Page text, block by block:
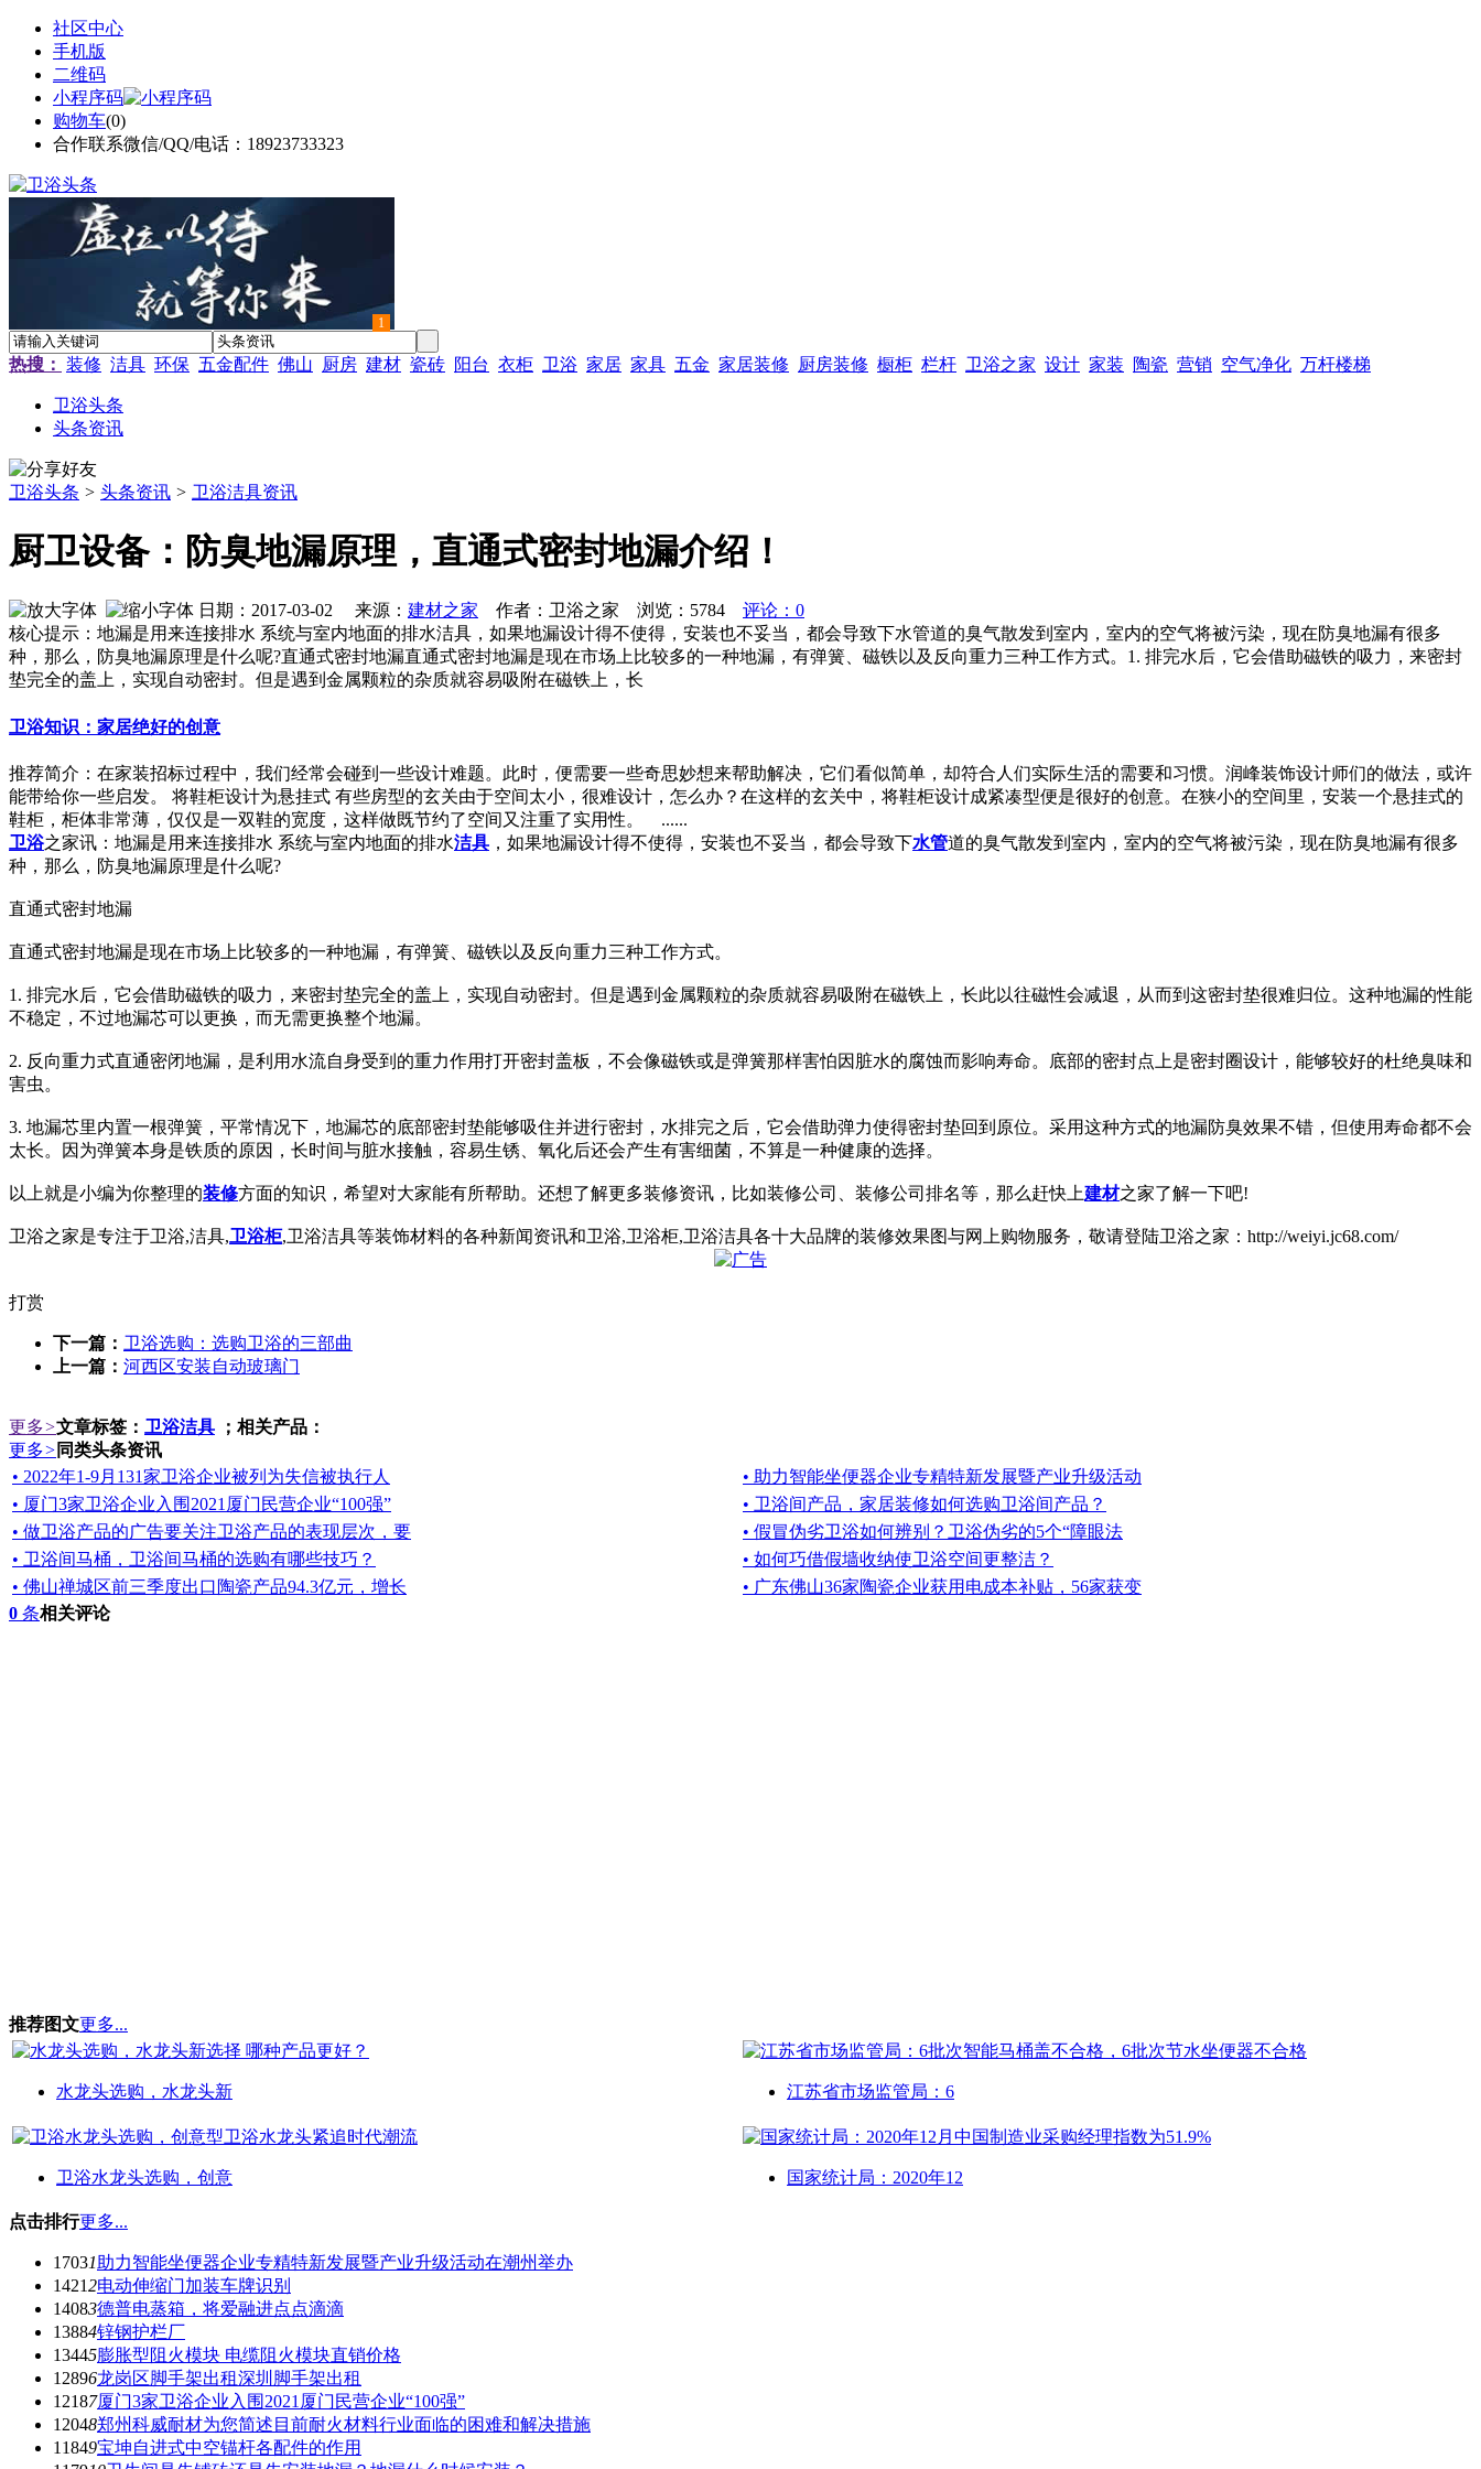
社区中心
手机版
二维码
小程序码
购物车(0)
合作联系微信/QQ/电话：18923733323
1
热搜： 装修 洁具 环保 五金配件 佛山 厨房 建材 瓷砖 阳台 衣柜 卫浴 家居 家具 五金 家居装修 厨房装修 橱柜 栏杆 卫浴之家 设计 家装 陶瓷 营销 空气净化 万杆楼梯
卫浴头条
头条资讯
卫浴头条 > 头条资讯 > 卫浴洁具资讯
厨卫设备：防臭地漏原理，直通式密封地漏介绍！
日期：2017-03-02 来源： 建材之家 作者：卫浴之家 浏览： 5784
评论：0
核心提示：地漏是用来连接排水 系统与室内地面的排水洁具，如果地漏设计得不使得，安装也不妥当，都会导致下水管道的臭气散发到室内，室内的空气将被污染，现在防臭地漏有很多
种，那么，防臭地漏原理是什么呢?直通式密封地漏直通式密封地漏是现在市场上比较多的一种地漏，有弹簧、磁铁以及反向重力三种工作方式。1. 排完水后，它会借助磁铁的吸力，来密封
垫完全的盖上，实现自动密封。但是遇到金属颗粒的杂质就容易吸附在磁铁上，长
卫浴知识：家居绝好的创意
推荐简介：在家装招标过程中，我们经常会碰到一些设计难题。此时，便需要一些奇思妙想来帮助解决，它们看似简单，却符合人们实际生活的需要和习惯。润峰装饰设计师们的做法，或许
能带给你一些启发。 将鞋柜设计为悬挂式 有些房型的玄关由于空间太小，很难设计，怎么办？在这样的玄关中，将鞋柜设计成紧凑型便是很好的创意。在狭小的空间里，安装一个悬挂式的
鞋柜，柜体非常薄，仅仅是一双鞋的宽度，这样做既节约了空间又注重了实用性。 ......
卫浴之家讯：地漏是用来连接排水 系统与室内地面的排水洁具 ，如果地漏设计得不使得，安装也不妥当，都会导致下水管道的臭气散发到室内，室内的空气将被污染，现在防臭地漏有很多
种，那么，防臭地漏原理是什么呢?
直通式密封地漏
直通式密封地漏是现在市场上比较多的一种地漏，有弹簧、磁铁以及反向重力三种工作方式。
1. 排完水后，它会借助磁铁的吸力，来密封垫完全的盖上，实现自动密封。但是遇到金属颗粒的杂质就容易吸附在磁铁上，长此以往磁性会减退，从而到这密封垫很难归位。这种地漏的性能
不稳定，不过地漏芯可以更换，而无需更换整个地漏。
2. 反向重力式直通密闭地漏，是利用水流自身受到的重力作用打开密封盖板，不会像磁铁或是弹簧那样害怕因脏水的腐蚀而影响寿命。底部的密封点上是密封圈设计，能够较好的杜绝臭味和
害虫。
3. 地漏芯里内置一根弹簧，平常情况下，地漏芯的底部密封垫能够吸住并进行密封，水排完之后，它会借助弹力使得密封垫回到原位。采用这种方式的地漏防臭效果不错，但使用寿命都不会
太长。因为弹簧本身是铁质的原因，长时间与脏水接触，容易生锈、氧化后还会产生有害细菌，不算是一种健康的选择。
以上就是小编为你整理的装修方面的知识，希望对大家能有所帮助。还想了解更多装修资讯，比如装修公司、装修公司排名等，那么赶快上建材之家了解一下吧!
卫浴之家是专注于卫浴,洁具,卫浴柜,卫浴洁具等装饰材料的各种新闻资讯和卫浴,卫浴柜,卫浴洁具各十大品牌的装修效果图与网上购物服务，敬请登陆卫浴之家：http://weiyi.jc68.com/
打赏
下一篇： 卫浴选购：选购卫浴的三部曲
上一篇： 河西区安装自动玻璃门
更多>文章标签： 卫浴洁具 ；相关产品：
更多> 同类头条资讯
• 2022年1-9月131家卫浴企业被列为失信被执行人
• 助力智能坐便器企业专精特新发展暨产业升级活动
• 厦门3家卫浴企业入围2021厦门民营企业“100强”
• 卫浴间产品，家居装修如何选购卫浴间产品？
• 做卫浴产品的广告要关注卫浴产品的表现层次，要
• 假冒伪劣卫浴如何辨别？卫浴伪劣的5个“障眼法
• 卫浴间马桶，卫浴间马桶的选购有哪些技巧？
• 如何巧借假墙收纳使卫浴空间更整洁？
• 佛山禅城区前三季度出口陶瓷产品94.3亿元，增长
• 广东佛山36家陶瓷企业获用电成本补贴，56家获变
0 条相关评论
推荐图文更多...
水龙头选购，水龙头新 江苏省市场监管局：6
卫浴水龙头选购，创意 国家统计局：2020年12
点击排行更多...
17031 助力智能坐便器企业专精特新发展暨产业升级活动在潮州举办
14212电动伸缩门加装车牌识别
14083德普电蒸箱，将爱融进点点滴滴
13884锌钢护栏厂
13445膨胀型阻火模块 电缆阻火模块直销价格
12896龙岗区脚手架出租深圳脚手架出租
12187厦门3家卫浴企业入围2021厦门民营企业“100强”
12048郑州科威耐材为您简述目前耐火材料行业面临的困难和解决措施
11849宝坤自进式中空锚杆各配件的作用